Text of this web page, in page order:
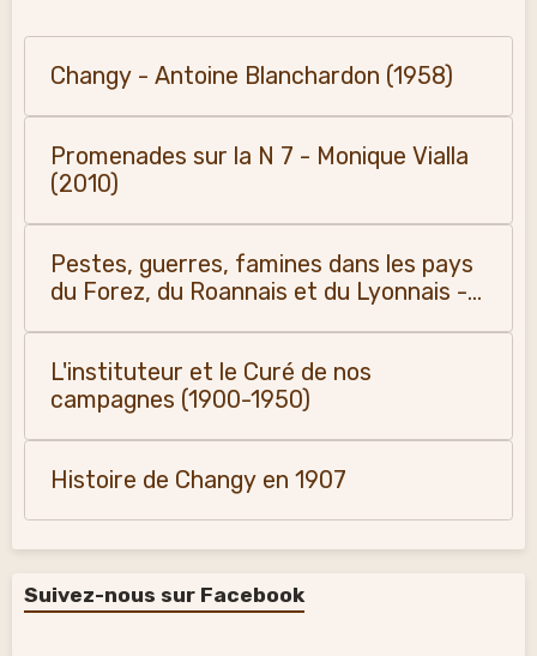
Changy - Antoine Blanchardon (1958)
Promenades sur la N 7 - Monique Vialla
(2010)
Pestes, guerres, famines dans les pays
du Forez, du Roannais et du Lyonnais -
L'instituteur et le Curé de nos
campagnes (1900-1950)
Histoire de Changy en 1907
Suivez-nous sur Facebook